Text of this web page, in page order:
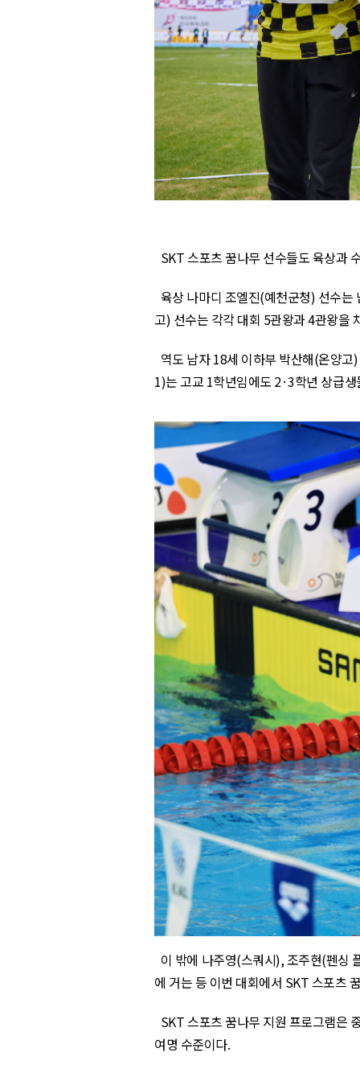
SKT스포츠 꿈나무 선수들도 육상과
육상 나마디 조엘진(예천군청) 선수는
고) 선수는 각각 대회 5관왕과4관왕을
역도 남자18세 이하부 박산해(온양고)
1)는 고교 1학년임에도 2·3학년 상급
이 밖에 나주영(스쿼시),조주현(펜싱
에 거는 등 이번 대회에서 SKT스포츠
SKT스포츠 꿈나무 지원 프로그램은
여명 수준이다.